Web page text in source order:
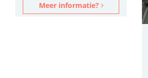
Meer informatie?